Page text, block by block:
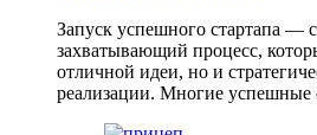
Запуск успешного стартапа —
захватывающий процесс,
отличной идеи, но и
реализации. Многие успешные